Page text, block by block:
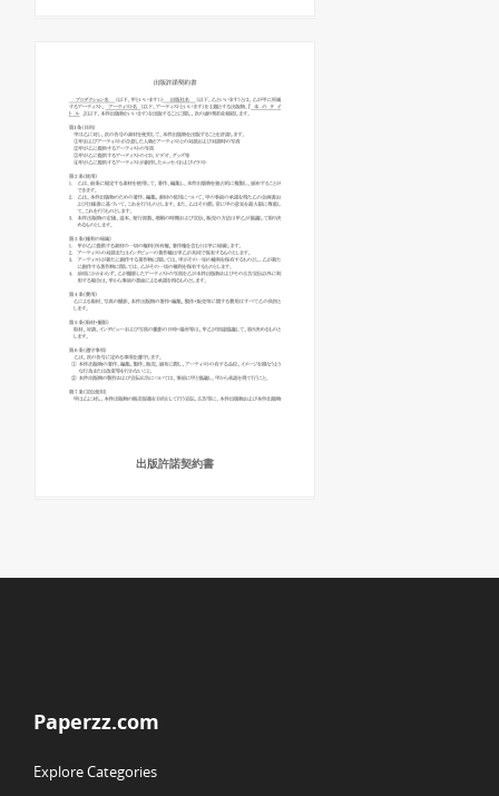
出版許諾契約書
Paperzz.com
Explore Categories